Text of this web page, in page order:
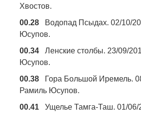
Хвостов.
00.28 Водопад Псыдах. 02/10/
Юсупов.
00.34 Ленские столбы. 23/09/
Юсупов.
00.38 Гора Большой Иремель.
Рамиль Юсупов.
00.41 Ущелье Тамга-Таш. 01/06/